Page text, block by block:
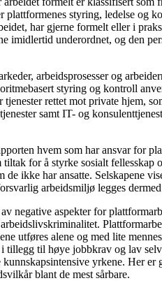
styring, ledelse og
har gjerne formelt eller i
imidlertid underordnet, og den
arbeidsprosesser og
styring og kontroll
rettet mot private hjem,
samt IT- og
hvem som har ansvar for
for å styrke sosialt fellesskap
ikke har ansatte. Selskapene
arbeidsmiljø legges
aspekter for
utføres alene og med lite
til høye jobbkrav og lav
yrkene. Her
blant de mest sårbare.